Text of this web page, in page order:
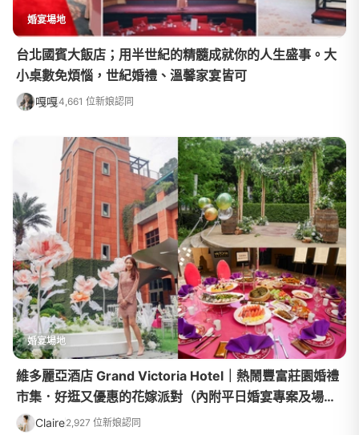
婚宴場地
台北國賓大飯店；用半世紀的精髓成就你的人生盛事。大
小桌數免煩惱，世紀婚禮、溫馨家宴皆可
嘎嘎4,661 位新娘認同
婚宴場地
維多麗亞酒店 Grand Victoria Hotel｜熱鬧豐富莊園婚禮
市集．好逛又優惠的花嫁派對（內附平日婚宴專案及場地
介紹）
Claire2,927 位新娘認同